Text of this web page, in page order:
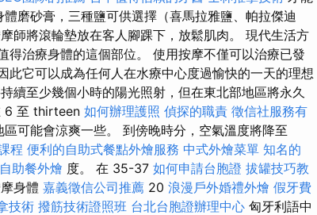
磨砂膏，三種鹽可供選擇（喜馬拉雅鹽、帕拉傑迪
師將滾輪墊放在客人腳踝下，放鬆肌肉。 現代生活方
治療身體的這個部位。 使用按摩不僅可以治療已發
它可以成為任何人在水療中心度過愉快的一天的理想
續至少幾個小時的陽光照射，但在東北部地區將永久
6 至 thirteen 如何辦理護照 偵探的職責 徵信社服務有
可能會涼爽一些。 到傍晚時分，空氣溫度將降至
程 便利的自助式餐點外燴服務 中式外燴菜單 知名的
自助餐外燴 度。 在 35-37 如何申請台胞證 拔罐技巧教
身體 嘉義徵信公司推薦 20 浪漫戶外婚禮外燴 假牙費
技術 撥筋技術證照班 台北台胞證辦理中心 匈牙利語中